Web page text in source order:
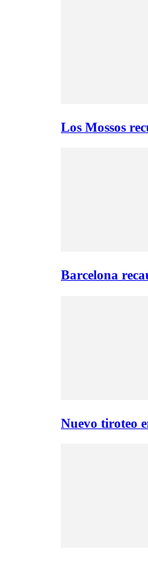
Los Mossos
Barcelona
Nuevo tiroteo